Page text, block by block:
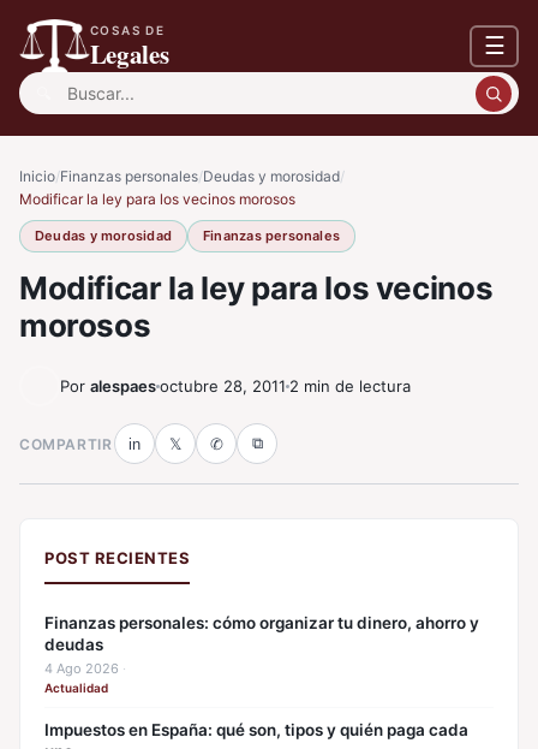
COSAS DE
Legales ☰
Buscar:
Inicio/Finanzas personales/Deudas y morosidad/
Modificar la ley para los vecinos morosos
Deudas y morosidad Finanzas personales
Modificar la ley para los vecinos
morosos
Por alespaesoctubre 28, 2011 2 min de lectura
COMPARTIR in 𝕏 ✆ ⧉
POST RECIENTES
Finanzas personales: cómo organizar tu dinero, ahorro y
deudas
4 Ago 2026 ·
Actualidad
Impuestos en España: qué son, tipos y quién paga cada